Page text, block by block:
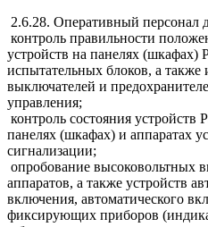
2.6.28. Оперативный персонал
контроль правильности
устройств на панелях
испытательных блоков, а также
выключателей и
управления;
контроль состояния
панелях (шкафах) и аппаратах
сигнализации;
опробование высоковольтных
аппаратов, а также устройств
включения, автоматического
фиксирующих приборов